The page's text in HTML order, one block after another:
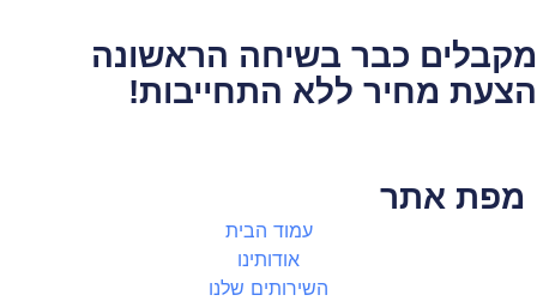
מקבלים כבר בשיחה הראשונה
הצעת מחיר ללא התחייבות!
מפת אתר
עמוד הבית
אודותינו
השירותים שלנו